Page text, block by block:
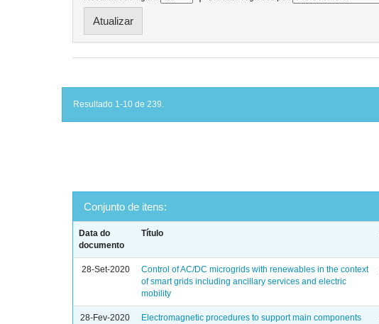
Resultado 1-10 de 239.
Conjunto de itens:
Data do
documento
Título
28-Set-2020
Control of AC/DC microgrids with renewables in the context
of smart grids including ancillary services and electric
mobility
28-Fev-2020
Electromagnetic procedures to support main components